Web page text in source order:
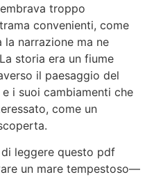
troppo
convenienti, come
la narrazione ma ne
storia era un fiume
il paesaggio del
i suoi cambiamenti che
come un
di leggere questo pdf
un mare tempestoso—